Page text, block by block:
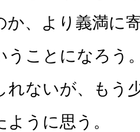
か、より義満に
うことになろう
れないが、もう
うに思う。